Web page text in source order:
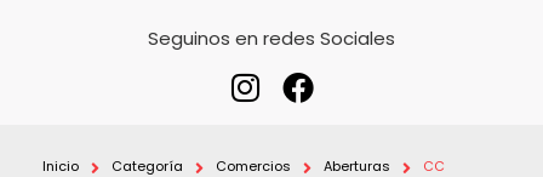
Seguinos en redes Sociales
Inicio Categoría Comercios Aberturas
CC